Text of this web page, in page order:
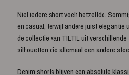
Niet iedere short voelt hetzelfde.
en casual, terwijl andere juist elegantie
de collectie van TILTIL uit
silhouetten die allemaal een andere
Denim shorts blijven een absolute